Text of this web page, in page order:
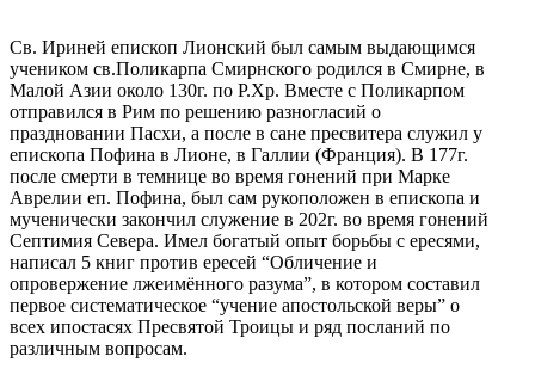
Св. Ириней епископ Лионский был самым выдающимся
учеником св.Поликарпа Смирнского родился в Смирне, в
Малой Азии около 130г. по Р.Хр. Вместе с Поликарпом
отправился в Рим по решению разногласий о
праздновании Пасхи, а после в сане пресвитера служил у
епископа Пофина в Лионе, в Галлии (Франция). В 177г.
после смерти в темнице во время гонений при Марке
Аврелии еп. Пофина, был сам рукоположен в епископа и
мученически закончил служение в 202г. во время гонений
Септимия Севера. Имел богатый опыт борьбы с ересями,
написал 5 книг против ересей “Обличение и
опровержение лжеимённого разума”, в котором составил
первое систематическое “учение апостольской веры” о
всех ипостасях Пресвятой Троицы и ряд посланий по
различным вопросам.